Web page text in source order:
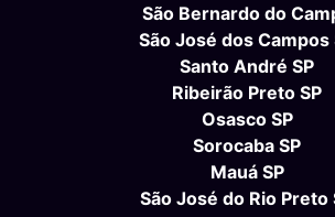
São Bernardo do
São José dos Campos
Santo André SP
Ribeirão Preto SP
Osasco SP
Sorocaba SP
Mauá SP
São José do Rio Preto